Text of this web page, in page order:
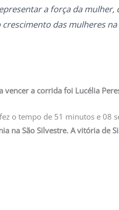
a força da mulher,
das mulheres
vencer a corrida foi Lucélia
o tempo de 51 minutos e 08
na São Silvestre. A vitória de